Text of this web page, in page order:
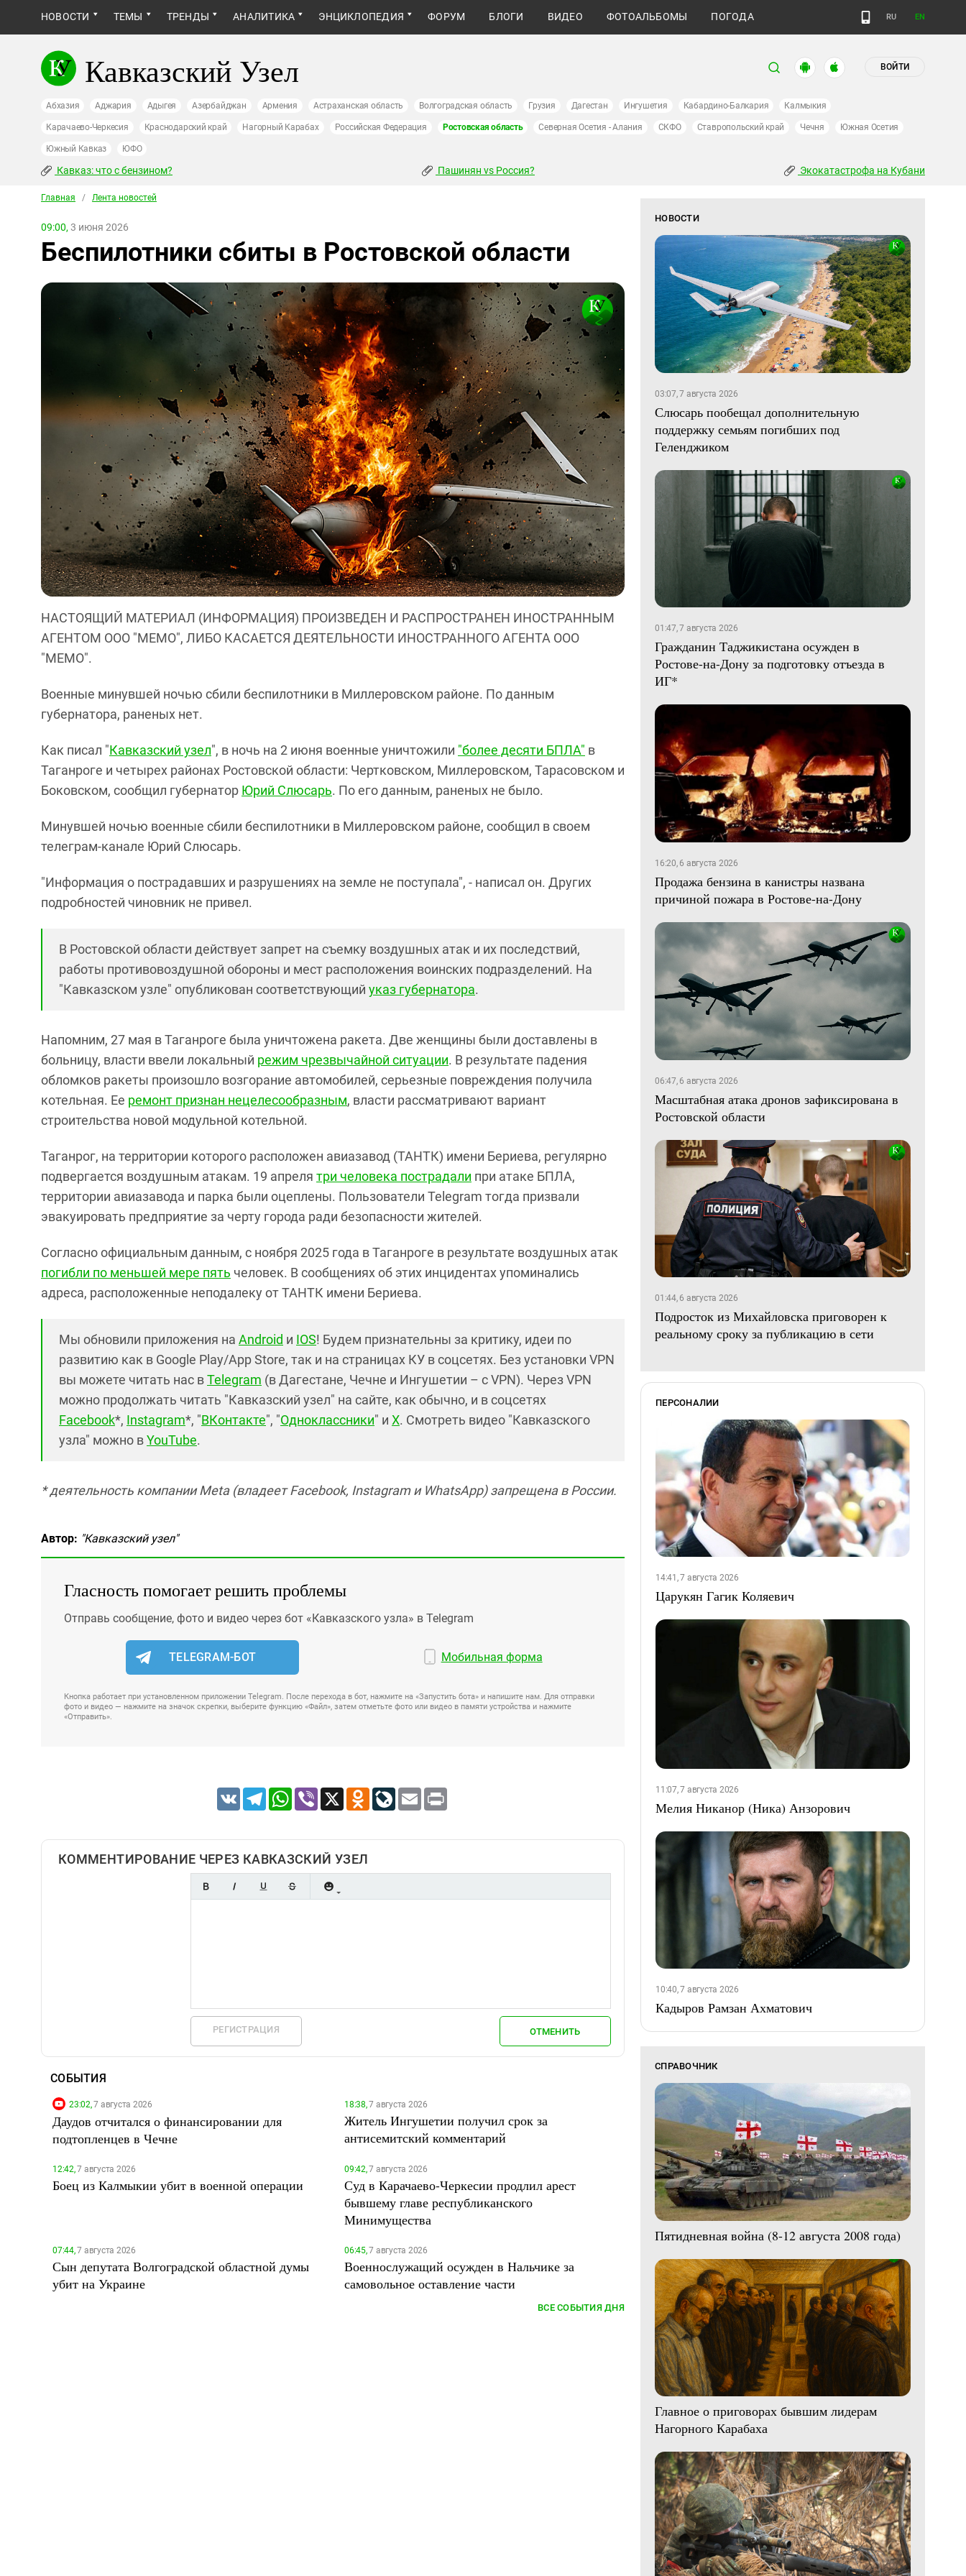
НОВОСТИ ТЕМЫ ТРЕНДЫ АНАЛИТИКА ЭНЦИКЛОПЕДИЯ ФОРУМ БЛОГИ ВИДЕО ФОТОАЛЬБОМЫ ПОГОДА RU EN
Кавказский Узел ВОЙТИ
Абхазия Аджария Адыгея Азербайджан Армения Астраханская область Волгоградская область Грузия Дагестан Ингушетия Кабардино-Балкария Калмыкия
Карачаево-Черкесия Краснодарский край Нагорный Карабах Российская Федерация Ростовская область Северная Осетия - Алания СКФО Ставропольский край Чечня Южная Осетия
Южный Кавказ ЮФО
Кавказ: что с бензином? Пашинян vs Россия? Экокатастрофа на Кубани
Главная / Лента новостей
09:00, 3 июня 2026
Беспилотники сбиты в Ростовской области
НАСТОЯЩИЙ МАТЕРИАЛ (ИНФОРМАЦИЯ) ПРОИЗВЕДЕН И РАСПРОСТРАНЕН ИНОСТРАННЫМ
АГЕНТОМ ООО "МЕМО", ЛИБО КАСАЕТСЯ ДЕЯТЕЛЬНОСТИ ИНОСТРАННОГО АГЕНТА ООО
"МЕМО".
Военные минувшей ночью сбили беспилотники в Миллеровском районе. По данным
губернатора, раненых нет.
Как писал "Кавказский узел", в ночь на 2 июня военные уничтожили "более десяти БПЛА" в
Таганроге и четырех районах Ростовской области: Чертковском, Миллеровском, Тарасовском и
Боковском, сообщил губернатор Юрий Слюсарь. По его данным, раненых не было.
Минувшей ночью военные сбили беспилотники в Миллеровском районе, сообщил в своем
телеграм-канале Юрий Слюсарь.
"Информация о пострадавших и разрушениях на земле не поступала", - написал он. Других
подробностей чиновник не привел.
В Ростовской области действует запрет на съемку воздушных атак и их последствий,
работы противовоздушной обороны и мест расположения воинских подразделений. На
"Кавказском узле" опубликован соответствующий указ губернатора.
Напомним, 27 мая в Таганроге была уничтожена ракета. Две женщины были доставлены в
больницу, власти ввели локальный режим чрезвычайной ситуации. В результате падения
обломков ракеты произошло возгорание автомобилей, серьезные повреждения получила
котельная. Ее ремонт признан нецелесообразным, власти рассматривают вариант
строительства новой модульной котельной.
Таганрог, на территории которого расположен авиазавод (ТАНТК) имени Бериева, регулярно
подвергается воздушным атакам. 19 апреля три человека пострадали при атаке БПЛА,
территории авиазавода и парка были оцеплены. Пользователи Telegram тогда призвали
эвакуировать предприятие за черту города ради безопасности жителей.
Согласно официальным данным, с ноября 2025 года в Таганроге в результате воздушных атак
погибли по меньшей мере пять человек. В сообщениях об этих инцидентах упоминались
адреса, расположенные неподалеку от ТАНТК имени Бериева.
Мы обновили приложения на Android и IOS! Будем признательны за критику, идеи по
развитию как в Google Play/App Store, так и на страницах КУ в соцсетях. Без установки VPN
вы можете читать нас вTelegram (в Дагестане, Чечне и Ингушетии – с VPN). Через VPN
можно продолжать читать "Кавказский узел" на сайте, как обычно, и в соцсетях
Facebook*, Instagram*, "ВКонтакте", "Одноклассники" и X. Смотреть видео "Кавказского
узла" можно вYouTube.
* деятельность компании Meta (владеет Facebook, Instagram и WhatsApp) запрещена в России.
Автор: "Кавказский узел"
Гласность помогает решить проблемы
Отправь сообщение, фото и видео через бот «Кавказского узла» в Telegram
TELEGRAM-БОТ Мобильная форма
Кнопка работает при установленном приложении Telegram. После перехода в бот, нажмите на «Запустить бота» и напишите нам. Для отправки
фото и видео — нажмите на значок скрепки, выберите функцию «Файл», затем отметьте фото или видео в памяти устройства и нажмите
«Отправить».
VK TelegramWhatsApp
Viber X Odnoklassniki
LiveJournal
Email
КОММЕНТИРОВАНИЕ ЧЕРЕЗ КАВКАЗСКИЙ УЗЕЛ
РЕГИСТРАЦИЯ ОТМЕНИТЬ
СОБЫТИЯ
23:02,7 августа 2026
Даудов отчитался о финансировании для
подтопленцев в Чечне
18:38,7 августа 2026
Житель Ингушетии получил срок за
антисемитский комментарий
12:42,7 августа 2026
Боец из Калмыкии убит в военной операции
09:42,7 августа 2026
Суд в Карачаево-Черкесии продлил арест
бывшему главе республиканского
Минимущества
07:44,7 августа 2026
Сын депутата Волгоградской областной думы
убит на Украине
06:45,7 августа 2026
Военнослужащий осужден в Нальчике за
самовольное оставление части
ВСЕ СОБЫТИЯ ДНЯ
НОВОСТИ
03:07, 7 августа 2026
Слюсарь пообещал дополнительную
поддержку семьям погибших под
Геленджиком
01:47, 7 августа 2026
Гражданин Таджикистана осужден в
Ростове-на-Дону за подготовку отъезда в
ИГ*
16:20, 6 августа 2026
Продажа бензина в канистры названа
причиной пожара в Ростове-на-Дону
06:47, 6 августа 2026
Масштабная атака дронов зафиксирована в
Ростовской области
01:44, 6 августа 2026
Подросток из Михайловска приговорен к
реальному сроку за публикацию в сети
ПЕРСОНАЛИИ
14:41, 7 августа 2026
Царукян Гагик Коляевич
11:07, 7 августа 2026
Мелия Никанор (Ника) Анзорович
10:40, 7 августа 2026
Кадыров Рамзан Ахматович
СПРАВОЧНИК
Пятидневная война (8-12 августа 2008 года)
Главное о приговорах бывшим лидерам
Нагорного Карабаха